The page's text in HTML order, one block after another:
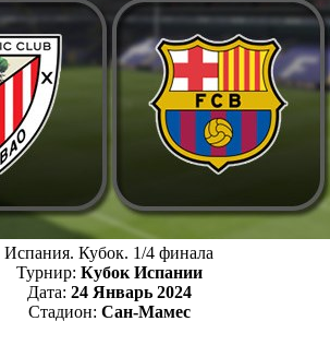
Испания. Кубок. 1/4 финала
Турнир: Кубок Испании
Дата: 24 Январь 2024
Стадион: Сан-Мамес